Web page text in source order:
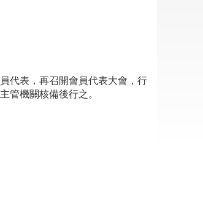
代表，再召開會員代表大會，行
管機關核備後行之。